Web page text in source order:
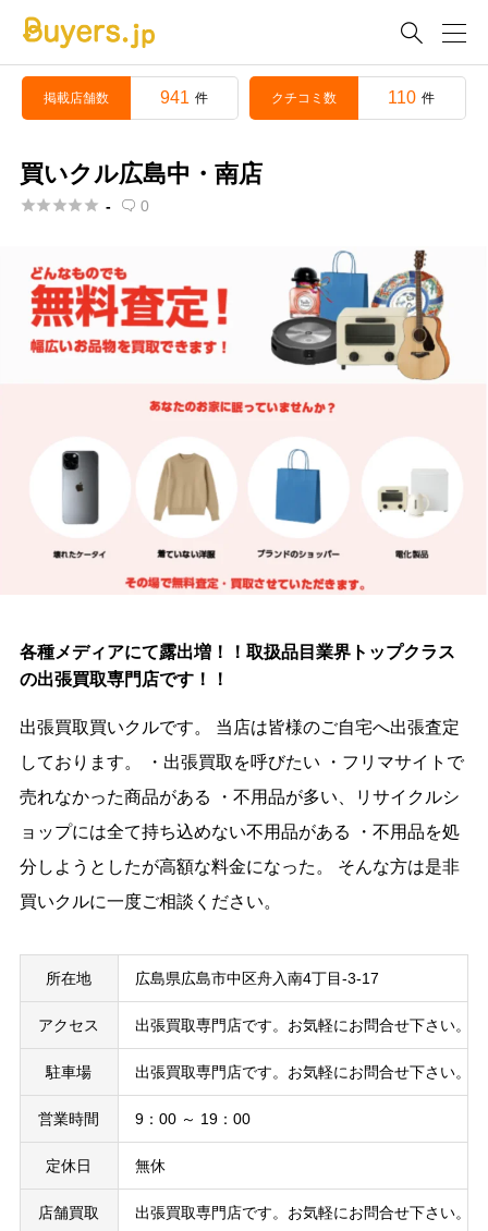

掲載店舗数 941 件 クチコミ数 110 件
買いクル広島中・南店
 -  0
各種メディアにて露出増！！取扱品目業界トップクラス
の出張買取専門店です！！
出張買取買いクルです。 当店は皆様のご自宅へ出張査定
しております。 ・出張買取を呼びたい ・フリマサイトで
売れなかった商品がある ・不用品が多い、リサイクルシ
ョップには全て持ち込めない不用品がある ・不用品を処
分しようとしたが高額な料金になった。 そんな方は是非
買いクルに一度ご相談ください。
所在地 広島県広島市中区舟入南4丁目-3-17
アクセス 出張買取専門店です。お気軽にお問合せ下さい。
駐車場 出張買取専門店です。お気軽にお問合せ下さい。
営業時間 9：00 ～ 19：00
定休日 無休
店舗買取 出張買取専門店です。お気軽にお問合せ下さい。